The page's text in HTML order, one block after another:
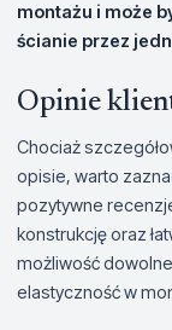
montażu i może
ścianie przez
Opinie
Chociaż
opisie, warto
pozytywne
konstrukcję oraz
możliwość
elastyczność w